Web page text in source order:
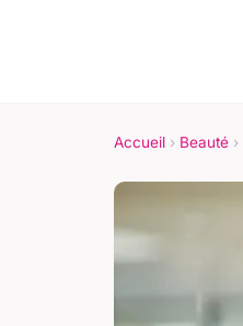
Accueil › Beauté ›